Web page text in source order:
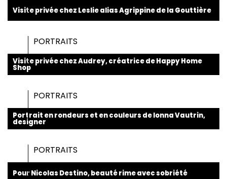
Visite privée chez Leslie alias Agrippine de la Gouttière
PORTRAITS
Visite privée chez Audrey, créatrice de Happy Home
Shop
PORTRAITS
Portrait en rondeurs et en couleurs de Ionna Vautrin,
designer
PORTRAITS
Pour Nicolas Destino, beauté rime avec sobriété